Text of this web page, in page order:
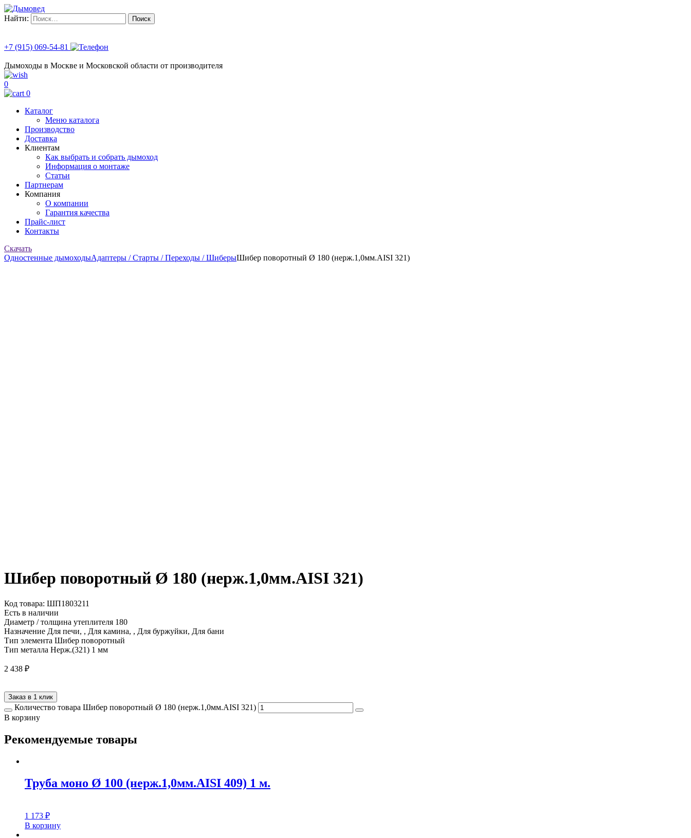
Найти:
+7 (915) 069-54-81
Дымоходы в Москве и Московской области от производителя
0
0
Каталог
Меню каталога
Производство
Доставка
Клиентам
Как выбрать и собрать дымоход
Информация о монтаже
Статьи
Партнерам
Компания
О компании
Гарантия качества
Прайс-лист
Контакты
Скачать
Одностенные дымоходыАдаптеры / Старты / Переходы / ШиберыШибер поворотный Ø 180 (нерж.1,0мм.AISI 321)
Шибер поворотный Ø 180 (нерж.1,0мм.AISI 321)
Код товара: ШП1803211
Есть в наличии
Диаметр / толщина утеплителя 180
Назначение Для печи, , Для камина, , Для буржуйки, Для бани
Тип элемента Шибер поворотный
Тип металла Нерж.(321) 1 мм
2 438 ₽
Заказ в 1 клик
Количество товара Шибер поворотный Ø 180 (нерж.1,0мм.AISI 321)
В корзину
Рекомендуемые товары
Труба моно Ø 100 (нерж.1,0мм.AISI 409) 1 м.
1 173 ₽
В корзину